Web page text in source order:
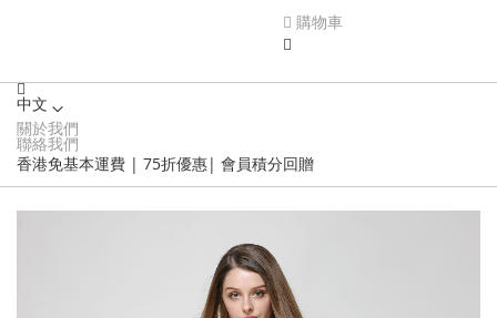
購物車
Language
中文
關於我們
聯絡我們
香港免基本運費 | 75折優惠| 會員積分回贈